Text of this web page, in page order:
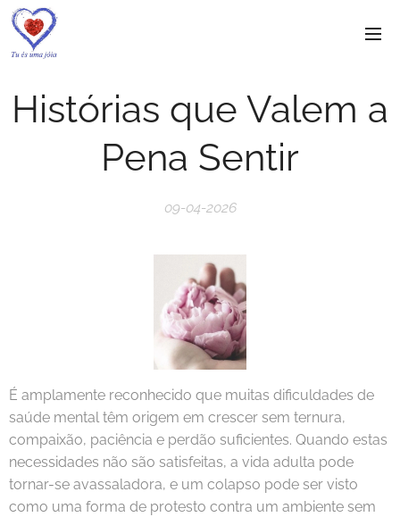
Histórias que Valem a
Pena Sentir
09-04-2026
É amplamente reconhecido que muitas dificuldades de
saúde mental têm origem em crescer sem ternura,
compaixão, paciência e perdão suficientes. Quando estas
necessidades não são satisfeitas, a vida adulta pode
tornar-se avassaladora, e um colapso pode ser visto
como uma forma de protesto contra um ambiente sem